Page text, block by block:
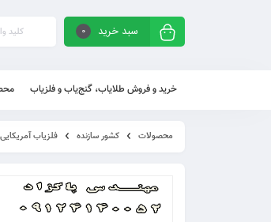
سبد خرید 0
خرید و فروش طلایاب، گنج‌یاب و فلزیاب
محصولات کشور سازنده فلزیاب آمریکایی